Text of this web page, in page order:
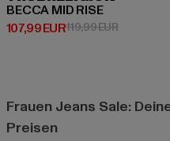
BECCA MID RISE
107,99 EUR
Derzeitiger Preis: 107,99 EUR
119,99 EUR
Frauen Jeans Sale:
Preisen